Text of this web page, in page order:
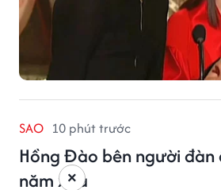
SAO 10 phút trước
Hồng Đào bên người
năm xưa
×